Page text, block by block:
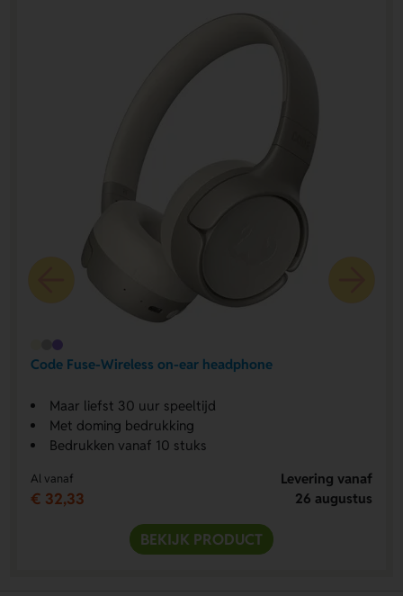
Code Fuse-Wireless on-ear headphone
Maar liefst 30 uur speeltijd
Met doming bedrukking
Bedrukken vanaf 10 stuks
Al vanaf
€ 32,33
Levering vanaf
26 augustus
BEKIJK PRODUCT